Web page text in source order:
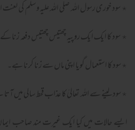
٭ سود خوری رسول اللہ صلی اللہ علیہ وسلم کی
٭ سود کا ایک ایک روپیہ چھتیس چھتیس دفعہ زنا
٭سود کا استعمال گویا اپنی ماں سے زنا کرنا ہے۔
٭سود لینے سے اللہ تعالیٰ کا عذاب قحط سالی میں
ایسے حالات میں کیا ایک غیرت مند صاحب